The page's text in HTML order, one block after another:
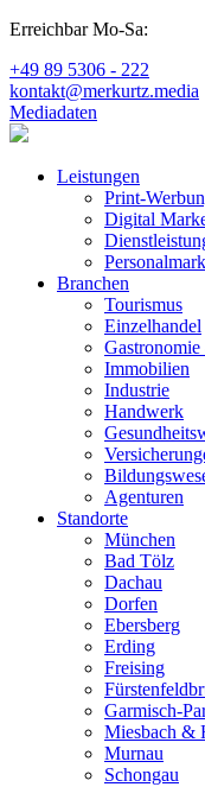
Erreichbar Mo-Sa:
+49 89 5306 - 222
kontakt@merkurtz.media
Mediadaten
Leistungen
Print-
Digital
Branchen
Tourismus
Einzelhandel
Immobilien
Industrie
Handwerk
Agenturen
Standorte
München
Bad Tölz
Dachau
Dorfen
Ebersberg
Erding
Freising
Garmisch-
Miesbach &
Murnau
Schongau